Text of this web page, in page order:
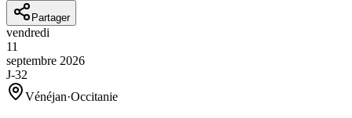
Partager
vendredi
11
septembre 2026
J-32
Vénéjan·Occitanie